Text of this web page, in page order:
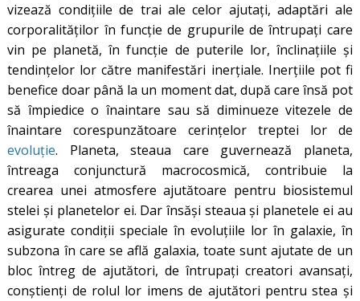
vizează condițiile de trai ale celor ajutați, adaptări ale
corporalităților în funcție de grupurile de întrupați care
vin pe planetă, în funcție de puterile lor, înclinațiile și
tendințelor lor către manifestări inerțiale. Inerțiile pot fi
benefice doar până la un moment dat, după care însă pot
să împiedice o înaintare sau să diminueze vitezele de
înaintare corespunzătoare cerințelor treptei lor de
evoluție. Planeta, steaua care guvernează planeta,
întreaga conjunctură macrocosmică, contribuie la
crearea unei atmosfere ajutătoare pentru biosistemul
stelei și planetelor ei. Dar însăși steaua și planetele ei au
asigurate condiții speciale în evoluțiile lor în galaxie, în
subzona în care se află galaxia, toate sunt ajutate de un
bloc întreg de ajutători, de întrupați creatori avansați,
conștienți de rolul lor imens de ajutători pentru stea și